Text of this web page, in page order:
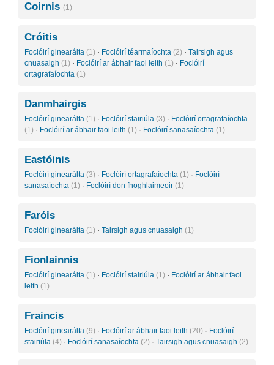
Coirnis (1)
Cróitis
Foclóirí ginearálta (1) · Foclóirí téarmaíochta (2) · Tairsigh agus
cnuasaigh (1) · Foclóirí ar ábhair faoi leith (1) · Foclóirí
ortagrafaíochta (1)
Danmhairgis
Foclóirí ginearálta (1) · Foclóirí stairiúla (3) · Foclóirí ortagrafaíochta
(1) · Foclóirí ar ábhair faoi leith (1) · Foclóirí sanasaíochta (1)
Eastóinis
Foclóirí ginearálta (3) · Foclóirí ortagrafaíochta (1) · Foclóirí
sanasaíochta (1) · Foclóirí don fhoghlaimeoir (1)
Faróis
Foclóirí ginearálta (1) · Tairsigh agus cnuasaigh (1)
Fionlainnis
Foclóirí ginearálta (1) · Foclóirí stairiúla (1) · Foclóirí ar ábhair faoi
leith (1)
Fraincis
Foclóirí ginearálta (9) · Foclóirí ar ábhair faoi leith (20) · Foclóirí
stairiúla (4) · Foclóirí sanasaíochta (2) · Tairsigh agus cnuasaigh (2)